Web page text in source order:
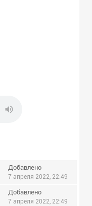
Добавлено
7 апреля 2022, 22:49
Добавлено
7 апреля 2022, 22:49